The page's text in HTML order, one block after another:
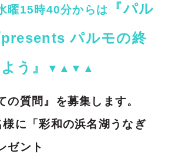
15時40分からは
『パル
パルモの終
う』
▼▲▼▲
の質問』を募集します。
に「彩和の浜名湖うなぎ
ゼント